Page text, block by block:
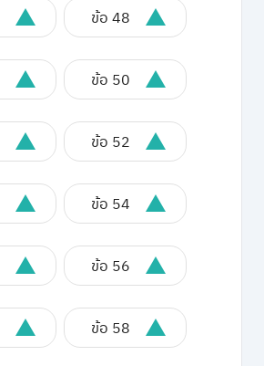
ข้อ 48
ข้อ 50
ข้อ 52
ข้อ 54
ข้อ 56
ข้อ 58